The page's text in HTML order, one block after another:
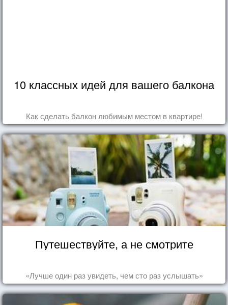
10 классных идей для вашего балкона
Как сделать балкон любимым местом в квартире!
Путешествуйте, а не смотрите
«Лучше один раз увидеть, чем сто раз услышать»